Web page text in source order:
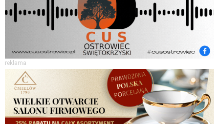
reklama